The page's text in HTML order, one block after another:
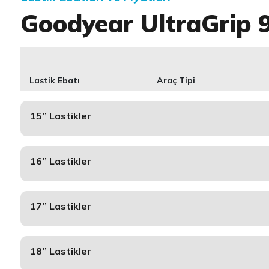
Goodyear UltraGrip
Lastik Ebatı Araç Tipi
15’’ Lastikler
16’’ Lastikler
17’’ Lastikler
18’’ Lastikler